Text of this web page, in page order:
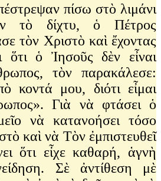
πίσω στὸ λιμάνι
τὸ δίχτυ, ὁ Πέτρος
τὸν Χριστὸ καὶ ἔχοντας
ὅτι ὁ Ἰησοῦς δὲν εἶναι
τὸν παρακάλεσε:
κοντά μου, διότι εἶμαι
Γιὰ νὰ φτάσει ὁ
νὰ κατανοήσει τόσο
καὶ νὰ Τὸν ἐμπιστευθεῖ
ὅτι εἶχε καθαρή, ἁγνὴ
Σὲ ἀντίθεση μὲ